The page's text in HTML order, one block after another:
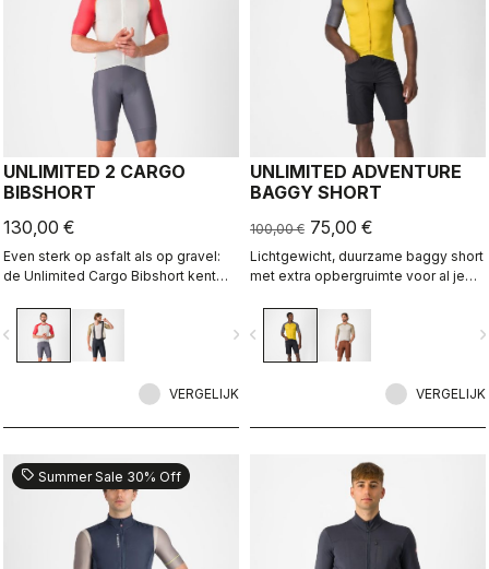
UNLIMITED 2 CARGO
BIBSHORT
130,00 €
Even sterk op asfalt als op gravel:
de Unlimited Cargo Bibshort kent
met vier zakken is klaar voor je
volgende avontuur
navigate_next
VERGELIJK
UNLIMITED ADVENTURE
BAGGY SHORT
100,00 € 75,00 €
Lichtgewicht, duurzame baggy short
met extra opbergruimte voor al je
navigate_before
VERGELIJK
sell Summer Sale 30% Off